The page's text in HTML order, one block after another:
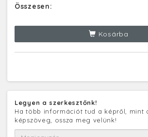
Összesen:
Kosárba
Legyen a szerkesztőnk!
Ha több információt tud a képről, mint
képszöveg, ossza meg velünk!